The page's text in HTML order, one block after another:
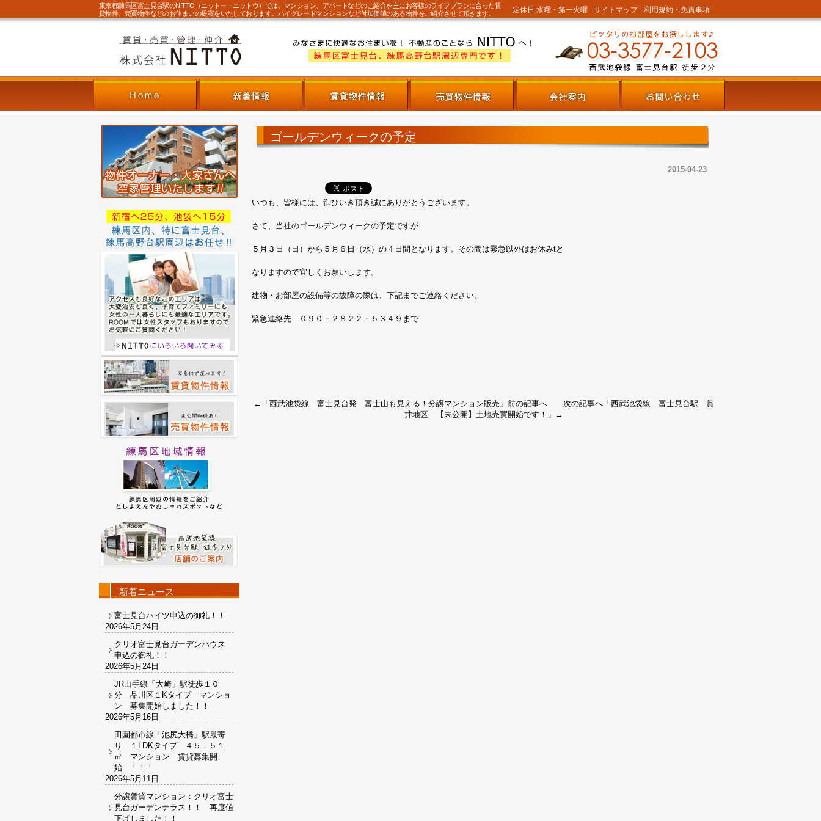
東京都練馬区富士見台駅のNITTO（ニットー・ニットウ）では、マンション、アパートなどのご紹介を主にお客様のライフプランに合った賃
貸物件、売買物件などのお住まいの提案をいたしております。ハイグレードマンションなど付加価値のある物件をご紹介させて頂きます。
利用規約・免責事項
サイトマップ
定休日 水曜・第一火曜
ゴールデンウィークの予定
2015-04-23
いつも、皆様には、御ひいき頂き誠にありがとうございます。
さて、当社のゴールデンウィークの予定ですが
５月３日（日）から５月６日（水）の４日間となります。その間は緊急以外はお休みtと
なりますので宜しくお願いします。
建物・お部屋の設備等の故障の際は、下記までご連絡ください。
緊急連絡先 ０９０－２８２２－５３４９まで
←「 西武池袋線 富士見台発 富士山も見える！分譲マンション販売 」前の記事へ 次の記事へ「 西武池袋線 富士見台駅 貫
井地区 【未公開】土地売買開始です！ 」→
新着ニュース
富士見台ハイツ申込の御礼！！
2026年5月24日
クリオ富士見台ガーデンハウス
申込の御礼！！
2026年5月24日
JR山手線「大崎」駅徒歩１０
分 品川区１Kタイプ マンショ
ン 募集開始しました！！
2026年5月16日
田園都市線「池尻大橋」駅最寄
り １LDKタイプ ４５．５１
㎡ マンション 賃貸募集開
始 ！！！
2026年5月11日
分譲賃貸マンション：クリオ富士
見台ガーデンテラス！！ 再度値
下げしました！！